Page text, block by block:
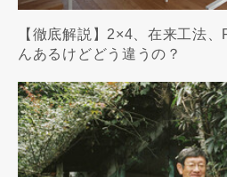
【徹底解説】2×4、在来工法
んあるけどどう違うの？